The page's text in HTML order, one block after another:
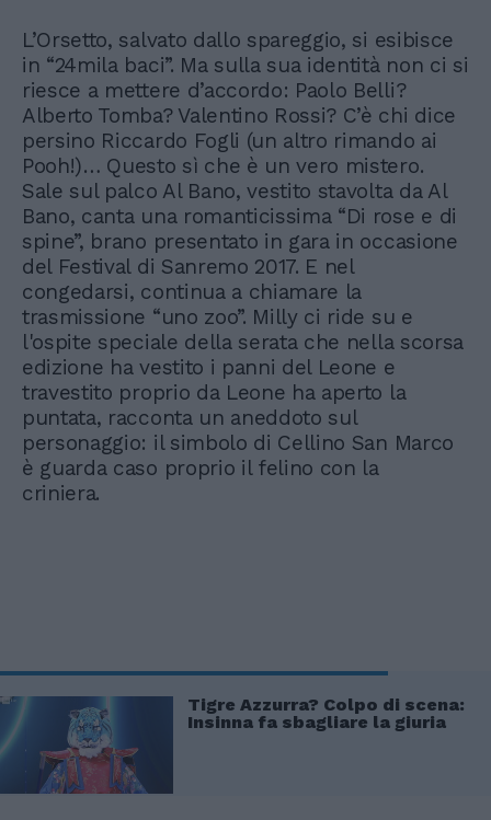
L’Orsetto, salvato dallo spareggio, si esibisce
in “24mila baci”. Ma sulla sua identità non ci si
riesce a mettere d’accordo: Paolo Belli?
Alberto Tomba? Valentino Rossi? C’è chi dice
persino Riccardo Fogli (un altro rimando ai
Pooh!)… Questo sì che è un vero mistero.
Sale sul palco Al Bano, vestito stavolta da Al
Bano, canta una romanticissima “Di rose e di
spine”, brano presentato in gara in occasione
del Festival di Sanremo 2017. E nel
congedarsi, continua a chiamare la
trasmissione “uno zoo”. Milly ci ride su e
l'ospite speciale della serata che nella scorsa
edizione ha vestito i panni del Leone e
travestito proprio da Leone ha aperto la
puntata, racconta un aneddoto sul
personaggio: il simbolo di Cellino San Marco
è guarda caso proprio il felino con la
criniera.
Tigre Azzurra? Colpo di scena:
Insinna fa sbagliare la giuria